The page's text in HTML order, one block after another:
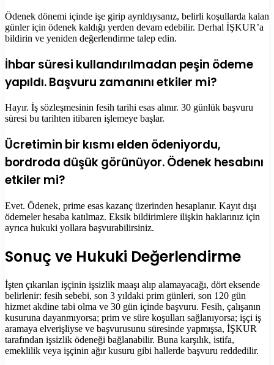
Ödenek dönemi içinde işe girip ayrıldıysanız, belirli koşullarda kalan
günler için ödenek kaldığı yerden devam edebilir. Derhal İŞKUR’a
bildirin ve yeniden değerlendirme talep edin.
İhbar süresi kullandırılmadan peşin ödeme
yapıldı. Başvuru zamanını etkiler mi?
Hayır. İş sözleşmesinin fesih tarihi esas alınır. 30 günlük başvuru
süresi bu tarihten itibaren işlemeye başlar.
Ücretimin bir kısmı elden ödeniyordu,
bordroda düşük görünüyor. Ödenek hesabını
etkiler mi?
Evet. Ödenek, prime esas kazanç üzerinden hesaplanır. Kayıt dışı
ödemeler hesaba katılmaz. Eksik bildirimlere ilişkin haklarınız için
ayrıca hukuki yollara başvurabilirsiniz.
Sonuç ve Hukuki Değerlendirme
İşten çıkarılan işçinin işsizlik maaşı alıp alamayacağı, dört eksende
belirlenir: fesih sebebi, son 3 yıldaki prim günleri, son 120 gün
hizmet akdine tabi olma ve 30 gün içinde başvuru. Fesih, çalışanın
kusuruna dayanmıyorsa; prim ve süre koşulları sağlanıyorsa; işçi iş
aramaya elverişliyse ve başvurusunu süresinde yapmışsa, İŞKUR
tarafından işsizlik ödeneği bağlanabilir. Buna karşılık, istifa,
emeklilik veya işçinin ağır kusuru gibi hallerde başvuru reddedilir.